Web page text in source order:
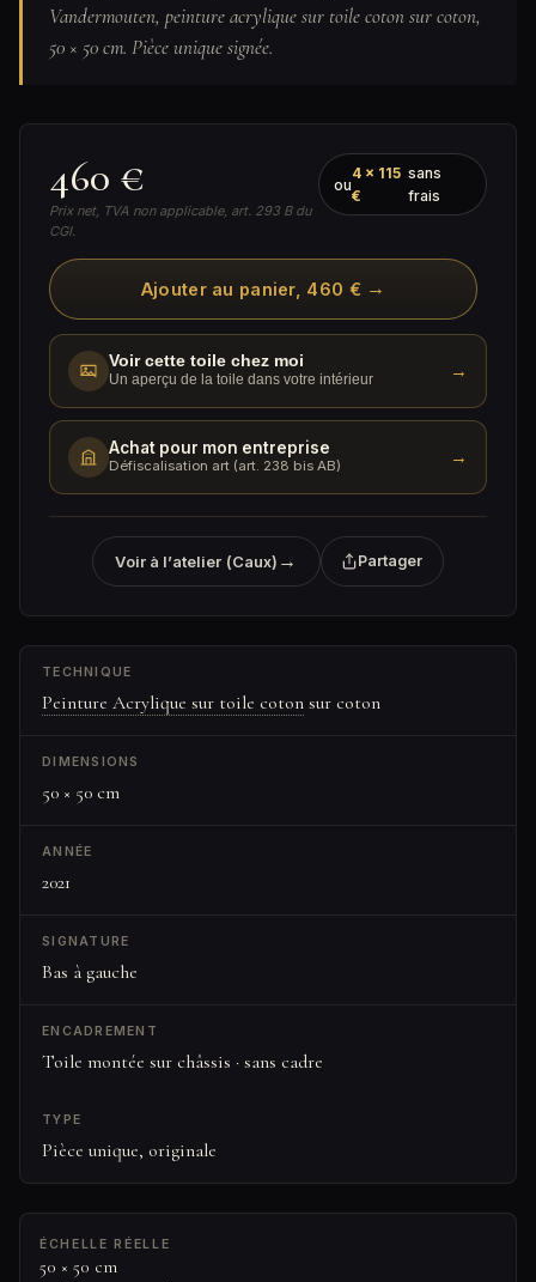
Vandermouten, peinture acrylique sur toile coton sur coton,
50 × 50 cm. Pièce unique signée.
460 €
Prix net, TVA non applicable, art. 293 B du
CGI.
ou
4 × 115
€
sans
frais
Ajouter au panier, 460 € →
Voir cette toile chez moi
Un aperçu de la toile dans votre intérieur →
Achat pour mon entreprise
Défiscalisation art (art. 238 bis AB) →
Voir à l’atelier (Caux) → Partager
TECHNIQUE
Peinture Acrylique sur toile coton sur coton
DIMENSIONS
50 × 50 cm
ANNÉE
2021
SIGNATURE
Bas à gauche
ENCADREMENT
Toile montée sur châssis · sans cadre
TYPE
Pièce unique, originale
ÉCHELLE RÉELLE
50 × 50 cm